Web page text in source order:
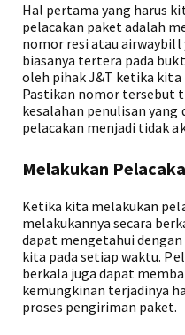
Hal pertama yang harus
pelacakan paket adalah
nomor resi atau
biasanya tertera pada
oleh pihak J&T ketika
Pastikan nomor tersebut
kesalahan penulisan
pelacakan menjadi tidak
Melakukan
Ketika kita melakukan
melakukannya secara
dapat mengetahui
kita pada setiap waktu.
berkala juga dapat
kemungkinan terjadinya
proses pengiriman paket.